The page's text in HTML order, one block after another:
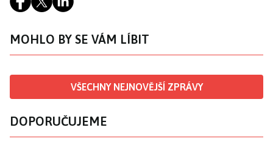
MOHLO BY SE VÁM LÍBIT
VŠECHNY NEJNOVĚJŠÍ ZPRÁVY
DOPORUČUJEME